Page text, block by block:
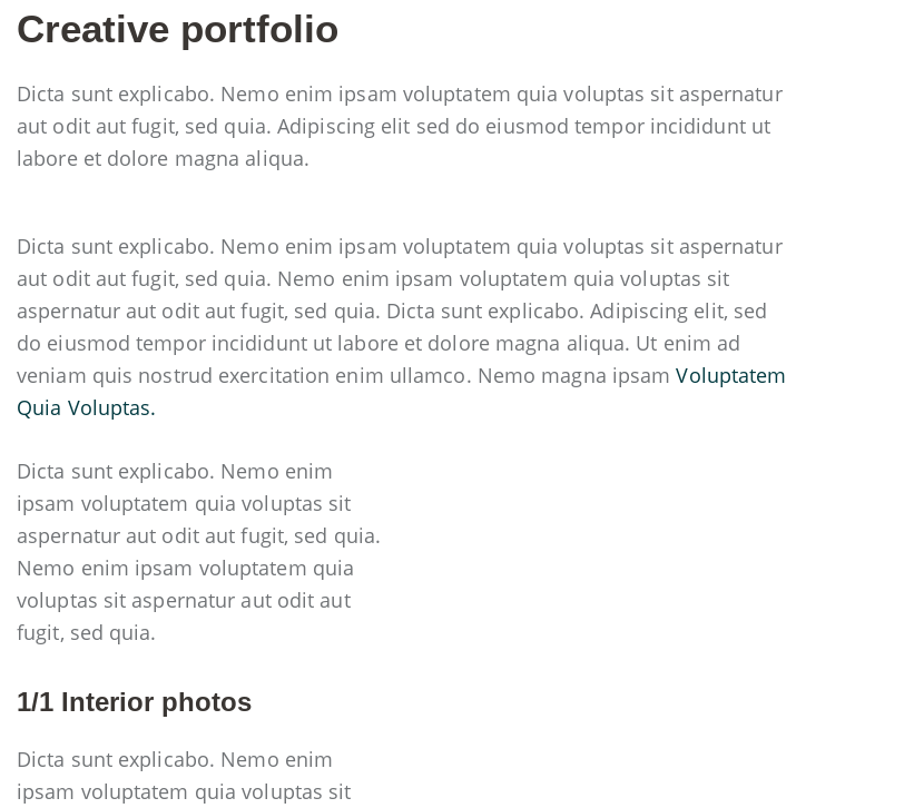
Creative portfolio
Dicta sunt explicabo. Nemo enim ipsam voluptatem quia voluptas sit aspernatur
aut odit aut fugit, sed quia. Adipiscing elit sed do eiusmod tempor incididunt ut
labore et dolore magna aliqua.
Dicta sunt explicabo. Nemo enim ipsam voluptatem quia voluptas sit aspernatur
aut odit aut fugit, sed quia. Nemo enim ipsam voluptatem quia voluptas sit
aspernatur aut odit aut fugit, sed quia. Dicta sunt explicabo. Adipiscing elit, sed
do eiusmod tempor incididunt ut labore et dolore magna aliqua. Ut enim ad
veniam quis nostrud exercitation enim ullamco. Nemo magna ipsamVoluptatem
Quia Voluptas.
Dicta sunt explicabo. Nemo enim
ipsam voluptatem quia voluptas sit
aspernatur aut odit aut fugit, sed quia.
Nemo enim ipsam voluptatem quia
voluptas sit aspernatur aut odit aut
fugit, sed quia.
1/1 Interior photos
Dicta sunt explicabo. Nemo enim
ipsam voluptatem quia voluptas sit